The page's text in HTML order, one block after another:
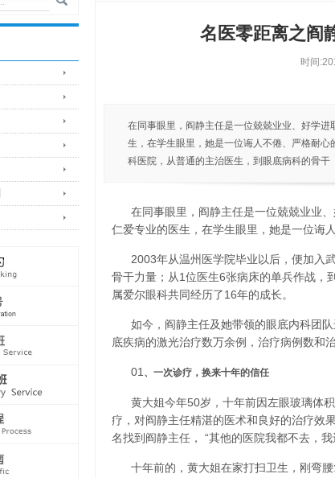
名医零距离之阎
时间:
在同事眼里，阎静主任是一位兢兢业业、好学
生，在学生眼里，她是一位诲人不倦、严格耐
科医院，从普通的主治医生，到眼底病科的骨干
在同事眼里，阎静主任是一位兢兢业业
仁爱专业的医生，在学生眼里，她是一位诲
2003年从温州医学院毕业以后，便加入
骨干力量；从1位医生6张病床的单兵作战，
属爱尔眼科共同经历了16年的成长。
如今，阎静主任及她带领的眼底内科团
底疾病的激光治疗数万余例，治疗病例数和
01 、一次诊疗，换来十年的信任
黄大姐今年50岁，十年前因左眼玻璃体
疗，对阎静主任精湛的医术和良好的治疗效
名找到阎静主任， “其他的医院我都不去，我
十年前的，黄大姐在家打扫卫生，刚弯